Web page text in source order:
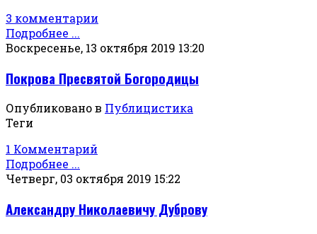
3 комментарии
Подробнее ...
Воскресенье, 13 октября 2019 13:20
Покрова Пресвятой Богородицы
Опубликовано в Публицистика
Теги
1 Комментарий
Подробнее ...
Четверг, 03 октября 2019 15:22
Александру Николаевичу Дуброву